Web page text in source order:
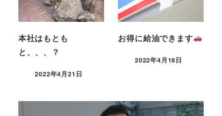
本社はもとも
と、、、？
2022年4月21日
お得に給油できます
2022年4月18日